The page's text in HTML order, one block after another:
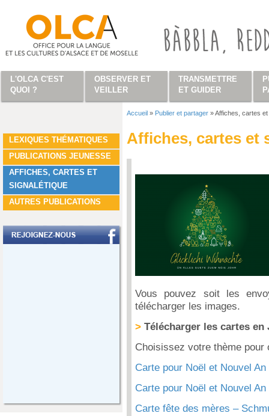
LEXIQUES THÉMATIQUES
PUBLICATIONS JEUNESSE
AFFICHES, CARTES ET
SIGNALÉTIQUE
AUTRES PUBLICATIONS
Accueil » Publier et partager »Affiches, cartes et
Affiches, cartes et
Vous pouvez soit les
télécharger les images.
> Télécharger les cartes en
Choisissez votre thème
Carte pour Noël et Nouvel
Carte pour Noël et Nouvel
Carte fête des mères –
L'OLCA C'EST
QUOI ?
OBSERVER ET
VEILLER
TRANSMETTRE
ET GUIDER